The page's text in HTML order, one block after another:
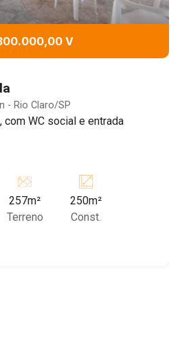
V
- Rio Claro/SP
WC social e entrada
257m²
Terreno
250m²
Const.